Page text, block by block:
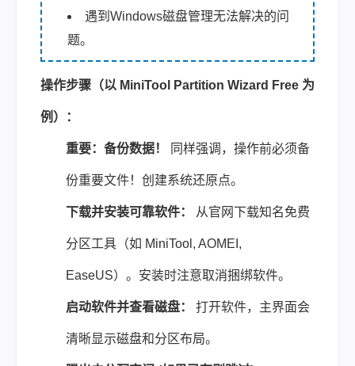
遇到Windows磁盘管理无法解决的问
题。
操作步骤（以 MiniTool Partition Wizard Free 为
例）：
重要：备份数据！ 同样强调，操作前必须备
份重要文件！创建系统还原点。
下载并安装可靠软件： 从官网下载知名免费
分区工具（如 MiniTool, AOMEI,
EaseUS）。安装时注意取消捆绑软件。
启动软件并查看磁盘： 打开软件，主界面会
清晰显示磁盘和分区布局。